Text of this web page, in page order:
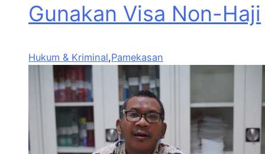
Gunakan Visa Non-Haji
Hukum & Kriminal,Pamekasan